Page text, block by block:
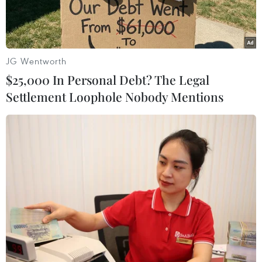
Các lực lượng dân chủ Syria (SDF). (Nguồn: SouthFront)
Ngày 27/12, truyền thông Trung Đông dẫn thông
tin từ tổ chức Giám sát Nhân quyền Syria
(SOHR) cho biết, hàng nghìn dân thường nước
này, phần lớn là người thân của các tay súng
thuộc tổ chức Nhà nước Hồi giáo (IS), đang sơ
tán khỏi "thành trì" cuối cùng của IS ở miền
JG Wentworth
$25,000 In Personal Debt? The Legal
Settlement Loophole Nobody Mentions